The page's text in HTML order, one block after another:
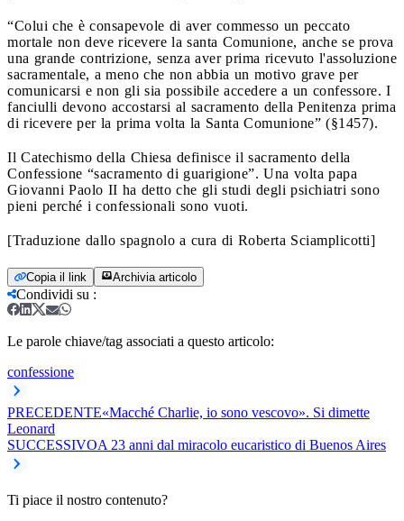
“Colui che è consapevole di aver commesso un peccato
mortale non deve ricevere la santa Comunione, anche se prova
una grande contrizione, senza aver prima ricevuto l'assoluzione
sacramentale, a meno che non abbia un motivo grave per
comunicarsi e non gli sia possibile accedere a un confessore. I
fanciulli devono accostarsi al sacramento della Penitenza prima
di ricevere per la prima volta la Santa Comunione” (§1457).
Il Catechismo della Chiesa definisce il sacramento della
Confessione “sacramento di guarigione”. Una volta papa
Giovanni Paolo II ha detto che gli studi degli psichiatri sono
pieni perché i confessionali sono vuoti.
[Traduzione dallo spagnolo a cura di Roberta Sciamplicotti]
Copia il link Archivia articolo
Condividi su :
Le parole chiave/tag associati a questo articolo:
confessione
PRECEDENTE«Macché Charlie, io sono vescovo». Si dimette
Leonard
SUCCESSIVOA 23 anni dal miracolo eucaristico di Buenos Aires
Ti piace il nostro contenuto?